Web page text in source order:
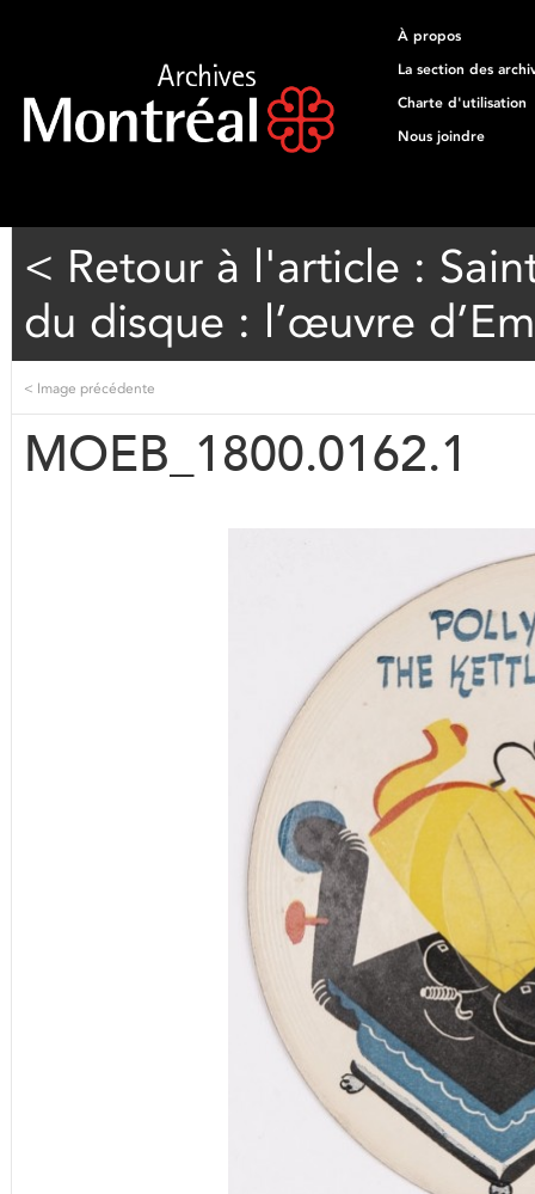
À propos
La section des
Charte d'utilisation
Nous joindre
< Retour à l'article :
du disque : l’œuvre
< Image précédente
MOEB_1800.0162.1